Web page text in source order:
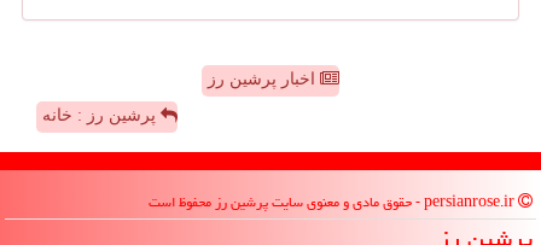
اخبار پرشین رز
پرشین رز : خانه